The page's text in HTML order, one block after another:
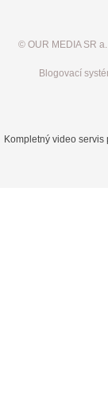
© OUR MEDIA SR
Blogovací
Kompletný video servis